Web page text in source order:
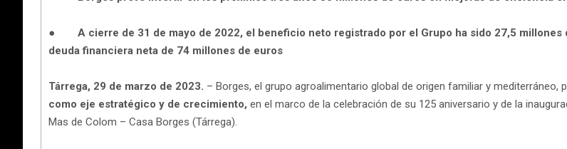
● A cierre de 31 de mayo de 2022, el beneficio neto registrado por el Grupo ha sido 27,5
deuda financiera neta de 74 millones de euros
Tárrega, 29 de marzo de 2023. – Borges, el grupo agroalimentario global de origen familiar y mediterráneo,
como eje estratégico y de crecimiento, en el marco de la celebración de su 125 aniversario y de la
Mas de Colom – Casa Borges (Tárrega).